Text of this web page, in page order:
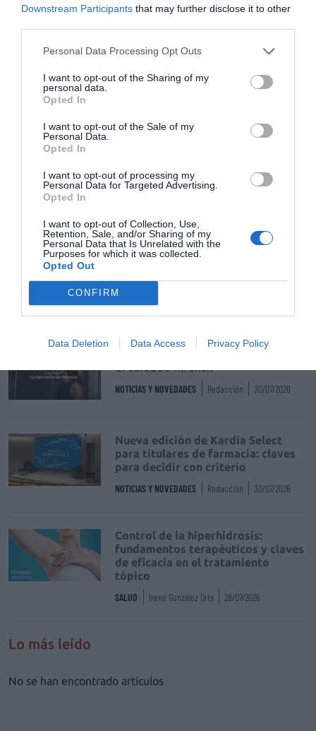
Downstream Participants that may further disclose it to other
Personal Data Processing Opt Outs
I want to opt-out of the Sharing of my
personal data.
Opted In
I want to opt-out of the Sale of my
Personal Data.
Opted In
I want to opt-out of processing my
Personal Data for Targeted Advertising.
Opted In
I want to opt-out of Collection, Use,
Retention, Sale, and/or Sharing of my
Personal Data that Is Unrelated with the
Purposes for which it was collected.
Opted Out
CONFIRM
Data Deletion Data Access Privacy Policy
verdadera que debes saber
DIGITAL Míriam Capel 10/06/2025
Destacados
de uso humano: seguridad y
trazabilidad
Récord de comunicaciones para el
Farmacéutico de Oviedo
NOTICIAS Y NOVEDADES
el cuidado infantil
NOTICIAS Y NOVEDADES Redacción 30/07/2026
Nueva edición de Kardia Select
para titulares de farmacia: claves
para decidir con criterio
NOTICIAS Y NOVEDADES Redacción 30/07/2026
Control de la hiperhidrosis:
fundamentos terapéuticos y claves
de eficacia en el tratamiento
tópico
SALUD Irene González Orts 28/07/2026
Lo más leído
No se han encontrado artículos